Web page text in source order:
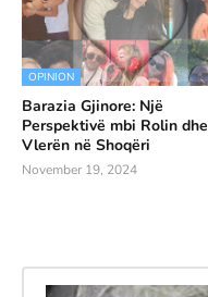
OPINION
Barazia Gjinore: Një
Perspektivë mbi Rolin dhe
Vlerën në Shoqëri
November 19, 2024